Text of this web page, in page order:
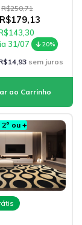
R$250,71
R$179,13
31/07
20%
sem juros
2º ou +